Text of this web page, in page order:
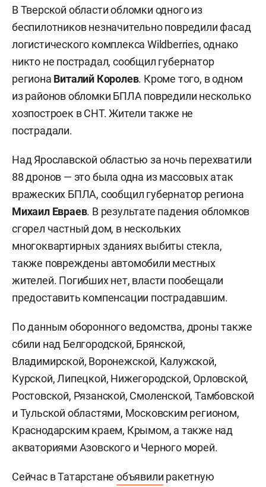
В Тверской области обломки одного из
беспилотников незначительно повредили фасад
логистического комплекса Wildberries, однако
никто не пострадал, сообщил губернатор
региона Виталий Королев. Кроме того, в одном
из районов обломки БПЛА повредили несколько
хозпостроек в СНТ. Жители также не
пострадали.
Над Ярославской областью за ночь перехватили
88 дронов — это была одна из массовых атак
вражеских БПЛА, сообщил губернатор региона
Михаил Евраев. В результате падения обломков
сгорел частный дом, в нескольких
многоквартирных зданиях выбиты стекла,
также повреждены автомобили местных
жителей. Погибших нет, власти пообещали
предоставить компенсации пострадавшим.
По данным оборонного ведомства, дроны также
сбили над Белгородской, Брянской,
Владимирской, Воронежской, Калужской,
Курской, Липецкой, Нижегородской, Орловской,
Ростовской, Рязанской, Смоленской, Тамбовской
и Тульской областями, Московским регионом,
Краснодарским краем, Крымом, а также над
акваториями Азовского и Черного морей.
Сейчас в Татарстанеобъявили ракетную